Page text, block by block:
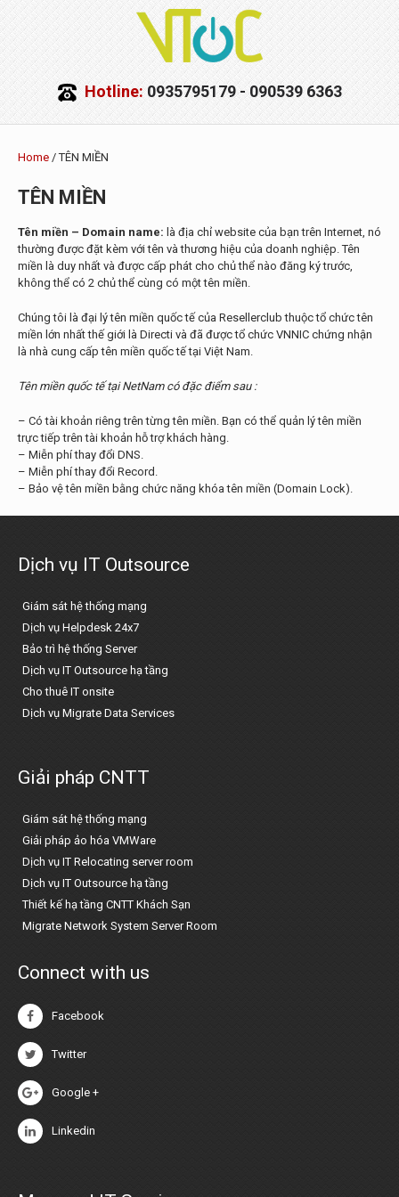
Hotline: 0935795179 - 090539 6363
Home / TÊN MIỀN
TÊN MIỀN
Tên miền – Domain name: là địa chỉ website của bạn trên Internet, nó
thường được đặt kèm với tên và thương hiệu của doanh nghiệp. Tên
miền là duy nhất và được cấp phát cho chủ thể nào đăng ký trước,
không thể có 2 chủ thể cùng có một tên miền.
Chúng tôi là đại lý tên miền quốc tế của Resellerclub thuộc tổ chức tên
miền lớn nhất thế giới là Directi và đã được tổ chức VNNIC chứng nhận
là nhà cung cấp tên miền quốc tế tại Việt Nam.
Tên miền quốc tế tại NetNam có đặc điểm sau :
– Có tài khoản riêng trên từng tên miền. Bạn có thể quản lý tên miền
trực tiếp trên tài khoản hỗ trợ khách hàng.
– Miễn phí thay đổi DNS.
– Miễn phí thay đổi Record.
– Bảo vệ tên miền bằng chức năng khóa tên miền (Domain Lock).
Dịch vụ IT Outsource
Giám sát hệ thống mạng
Dịch vụ Helpdesk 24x7
Bảo trì hệ thống Server
Dịch vụ IT Outsource hạ tầng
Cho thuê IT onsite
Dịch vụ Migrate Data Services
Giải pháp CNTT
Giám sát hệ thống mạng
Giải pháp ảo hóa VMWare
Dịch vụ IT Relocating server room
Dịch vụ IT Outsource hạ tầng
Thiết kế hạ tầng CNTT Khách Sạn
Migrate Network System Server Room
Connect with us
Facebook
Twitter
Google +
Linkedin